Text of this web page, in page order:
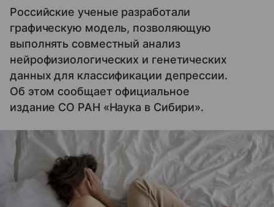
Российские ученые разработали
графическую модель, позволяющую
выполнять совместный анализ
нейрофизиологических и генетических
данных для классификации депрессии.
Об этом сообщает официальное
издание СО РАН «Наука в Сибири».